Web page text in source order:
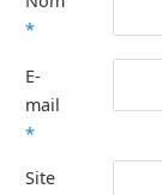
*
E-
mail
*
Site